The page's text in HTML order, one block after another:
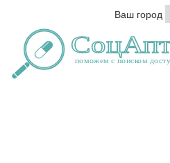
Ваш город